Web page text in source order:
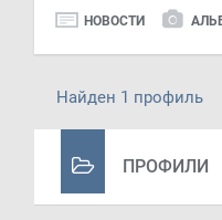
НОВОСТИ
Найден 1 профиль
ПРОФИЛИ